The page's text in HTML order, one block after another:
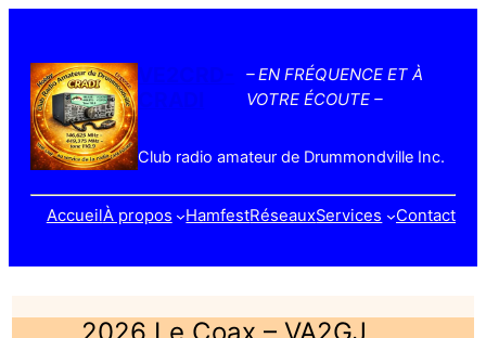
– EN FRÉQUENCE ET À
VOTRE ÉCOUTE –
Club radio amateur de Drummondville Inc.
AccueilÀ propos HamfestRéseauxServices Contact